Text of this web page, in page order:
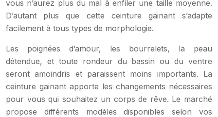
vous n’aurez plus du mal à enfiler une taille moyenne.
D’autant plus que cette ceinture gainant s’adapte
facilement à tous types de morphologie.
Les poignées d’amour, les bourrelets, la peau
détendue, et toute rondeur du bassin ou du ventre
seront amoindris et paraissent moins importants. La
ceinture gainant apporte les changements nécessaires
pour vous qui souhaitez un corps de rêve. Le marché
propose différents modèles disponibles selon vos